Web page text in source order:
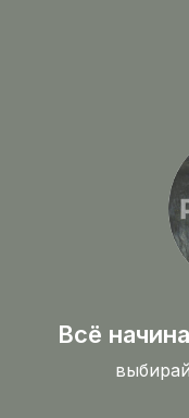
Всё